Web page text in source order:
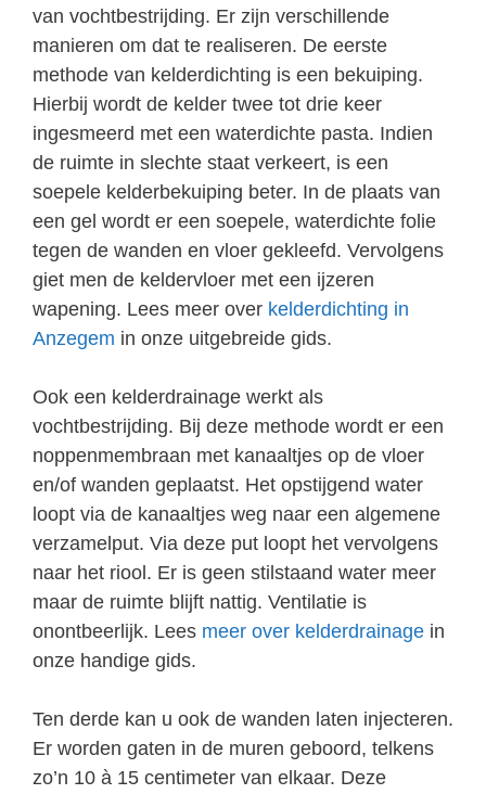
van vochtbestrijding. Er zijn verschillende
manieren om dat te realiseren. De eerste
methode van kelderdichting is een bekuiping.
Hierbij wordt de kelder twee tot drie keer
ingesmeerd met een waterdichte pasta. Indien
de ruimte in slechte staat verkeert, is een
soepele kelderbekuiping beter. In de plaats van
een gel wordt er een soepele, waterdichte folie
tegen de wanden en vloer gekleefd. Vervolgens
giet men de keldervloer met een ijzeren
wapening. Lees meer over kelderdichting in
Anzegem in onze uitgebreide gids.
Ook een kelderdrainage werkt als
vochtbestrijding. Bij deze methode wordt er een
noppenmembraan met kanaaltjes op de vloer
en/of wanden geplaatst. Het opstijgend water
loopt via de kanaaltjes weg naar een algemene
verzamelput. Via deze put loopt het vervolgens
naar het riool. Er is geen stilstaand water meer
maar de ruimte blijft nattig. Ventilatie is
onontbeerlijk. Lees meer over kelderdrainage in
onze handige gids.
Ten derde kan u ook de wanden laten injecteren.
Er worden gaten in de muren geboord, telkens
zo’n 10 à 15 centimeter van elkaar. Deze